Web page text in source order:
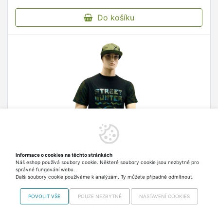
Do košíku
LK Baits Street Hunter T-Shirt vel. S
Triko Triko značky LK Baits z nové kolekce Street
Hunter. 100% bavlněné triko černé barvy s
krátkým rukávem a kulatým výstřihem.
Informace o cookies na těchto stránkách
Náš eshop používá soubory cookie. Některé soubory cookie jsou nezbytné pro
správné fungování webu.
Další soubory cookie používáme k analýzám. Ty můžete případně odmítnout.
POVOLIT VŠE POUZE NEZBYTNÉ NASTAVENÍ COOKIES